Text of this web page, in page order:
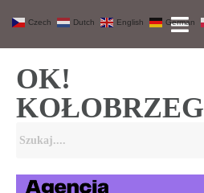
OK!
KOŁOBRZEG
Czech Dutch English German